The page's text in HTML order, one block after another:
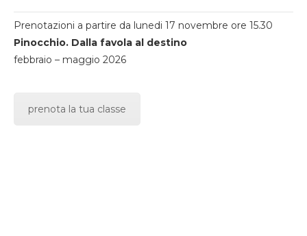
Prenotazioni a partire da lunedi 17 novembre ore 15.30
Pinocchio. Dalla favola al destino
febbraio – maggio 2026
prenota la tua classe